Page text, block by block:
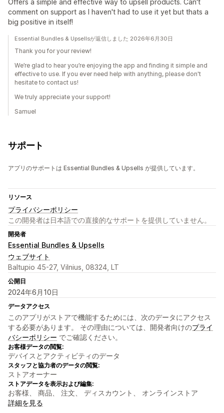
Offers a simple and effective way to upsell products. Can't
comment on support as I haven't had to use it yet but thats a
big positive in itself!
Essential Bundles & Upsellsが返信しました 2026年6月30日
Thank you for your review!
We’re glad to hear you’re enjoying the app and finding it simple and
effective to use. If you ever need help with anything, please don't
hesitate to contact us!
We truly appreciate your support!
Samuel
サポート
アプリのサポートは Essential Bundles & Upsells が提供しています。
リソース
プライバシーポリシー
この開発者は日本語での直接的なサポートを提供していません。
開発者
Essential Bundles & Upsells
ウェブサイト
Baltupio 45-27, Vilnius, 08324, LT
公開日
2024年6月10日
データアクセス
このアプリがストアで機能するためには、次のデータにアクセス
する必要があります。 その理由については、開発者向けのプライ
バシーポリシー でご確認ください。
お客様データの閲覧:
デバイスとアクティビティのデータ
スタッフと協力者のデータの閲覧:
ストアオーナー
ストアデータを表示および編集:
お客様、 商品、 注文、 ディスカウント、 オンラインストア
詳細を見る